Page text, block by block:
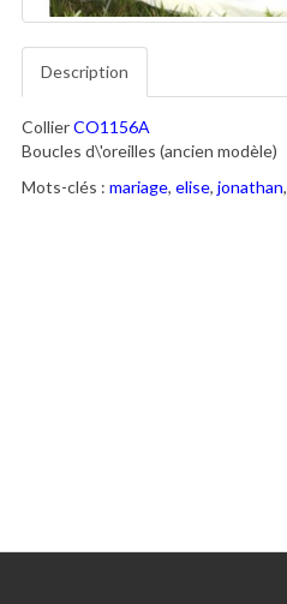
Description
CollierCO1156A
Boucles d\'oreilles (ancien modèle)
Mots-clés : mariage, elise, jonathan,